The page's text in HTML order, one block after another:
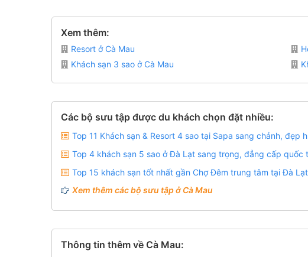
Xem thêm:
Resort ở Cà Mau
Khách sạn 3 sao ở Cà Mau
Các bộ sưu tập được du khách chọn đặt nhiều:
Top 11 Khách sạn & Resort 4 sao tại Sapa sang chảnh, đẹp
Top 4 khách sạn 5 sao ở Đà Lạt sang trọng, đẳng cấp quốc
Top 15 khách sạn tốt nhất gần Chợ Đêm trung tâm tại Đà Lạt
Xem thêm các bộ sưu tập ở Cà Mau
Thông tin thêm về Cà Mau: